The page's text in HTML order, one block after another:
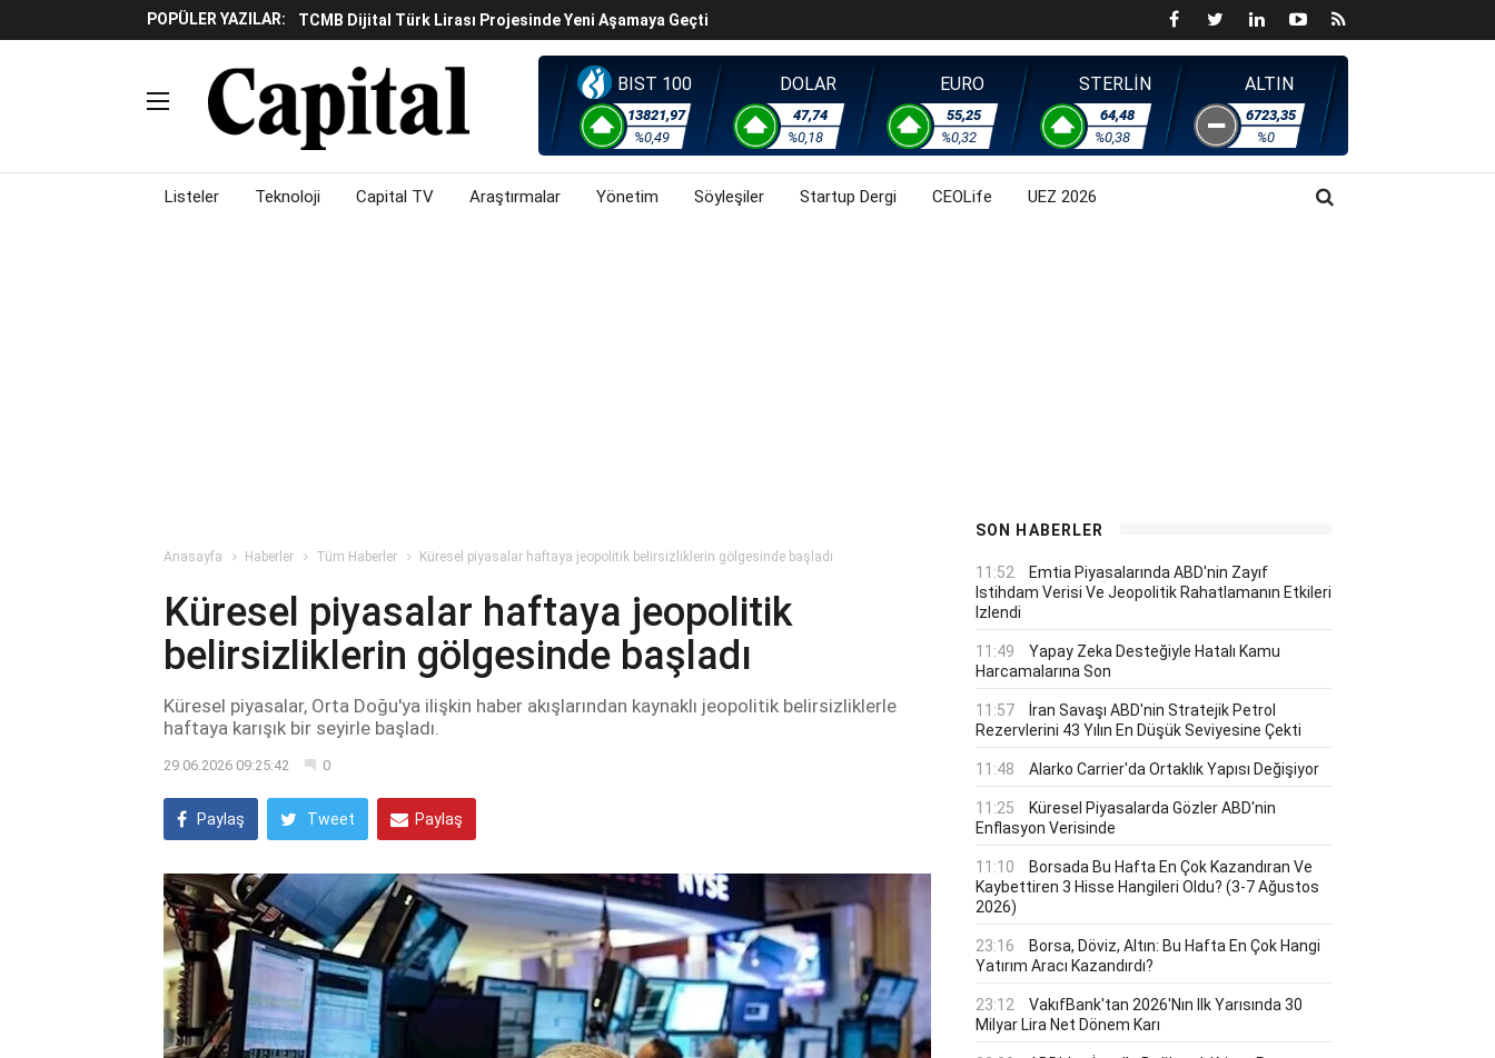
POPÜLER YAZILAR:
TCMB Dijital Türk Lirası Projesinde Yeni Aşamaya Geçti
Küresel Piyasalarda "yüksek Değerleme" Endişeleri Orta Doğu Iyimserliklerini
Gölgeliyor
Fed Ve ABD Verileri Emtia Piyasalarında Oynaklığı Artırdı
Çalışma Alanları Konser Sahnesine Dönüşüyor
Piyasalarda Gün Ortası: Borsa, Döviz Ve Altında Son Durum Ne? (3 Ağustos 2026)
BIST 100
13821,97
%0,49
DOLAR
47,74
%0,18
EURO
55,25
%0,32
STERLİN
64,48
%0,38
ALTIN
6723,35
%0
Listeler Teknoloji Capital TV Araştırmalar Yönetim Söyleşiler Startup Dergi CEOLife UEZ 2026
Anasayfa Haberler Tüm Haberler Küresel piyasalar haftaya jeopolitik belirsizliklerin gölgesinde başladı
Küresel piyasalar haftaya jeopolitik
belirsizliklerin gölgesinde başladı
Küresel piyasalar, Orta Doğu'ya ilişkin haber akışlarından kaynaklı jeopolitik belirsizliklerle
haftaya karışık bir seyirle başladı.
29.06.2026 09:25:42 0
Paylaş Tweet Paylaş
SON HABERLER
11:52
Emtia Piyasalarında ABD'nin Zayıf
Istihdam Verisi Ve Jeopolitik Rahatlamanın Etkileri
Izlendi
11:49
Yapay Zeka Desteğiyle Hatalı Kamu
Harcamalarına Son
11:57
İran Savaşı ABD'nin Stratejik Petrol
Rezervlerini 43 Yılın En Düşük Seviyesine Çekti
11:48 Alarko Carrier'da Ortaklık Yapısı Değişiyor
11:25
Küresel Piyasalarda Gözler ABD'nin
Enflasyon Verisinde
11:10
Borsada Bu Hafta En Çok Kazandıran Ve
Kaybettiren 3 Hisse Hangileri Oldu? (3-7 Ağustos
2026)
23:16
Borsa, Döviz, Altın: Bu Hafta En Çok Hangi
Yatırım Aracı Kazandırdı?
23:12
VakıfBank'tan 2026'nın Ilk Yarısında 30
Milyar Lira Net Dönem Karı